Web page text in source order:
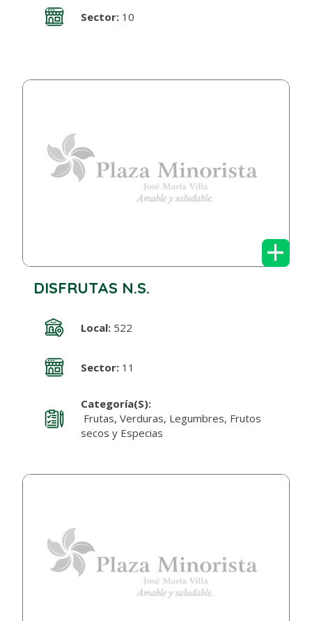
Sector:10
+
DISFRUTAS N.S.
Local:522
Sector:11
Categoría(s):
Frutas, Verduras, Legumbres, Frutos
secos y Especias